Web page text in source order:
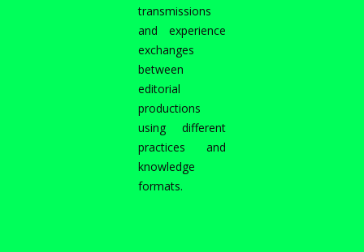
transmissions
and experience
exchanges
between
editorial
productions
using different
practices and
knowledge
formats.